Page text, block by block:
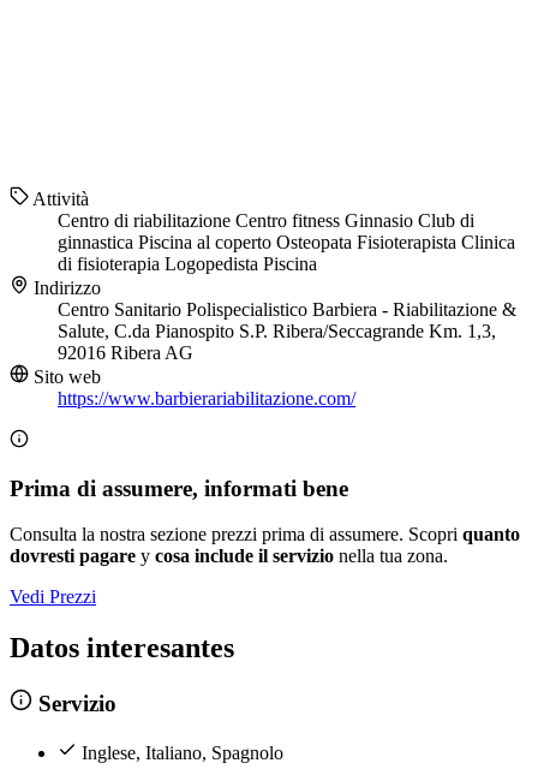
Attività
Centro di riabilitazione Centro fitness Ginnasio Club di
ginnastica Piscina al coperto Osteopata Fisioterapista Clinica
di fisioterapia Logopedista Piscina
Indirizzo
Centro Sanitario Polispecialistico Barbiera - Riabilitazione &
Salute, C.da Pianospito S.P. Ribera/Seccagrande Km. 1,3,
92016 Ribera AG
Sito web
https://www.barbierariabilitazione.com/
Prima di assumere, informati bene
Consulta la nostra sezione prezzi prima di assumere. Scopri quanto
dovresti pagare y cosa include il servizio nella tua zona.
Vedi Prezzi
Datos interesantes
Servizio
Inglese, Italiano, Spagnolo